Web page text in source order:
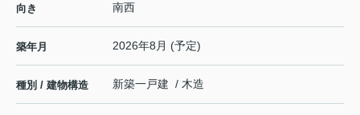
向き 南西
築年月 2026年8月 (予定)
種別 / 建物構造 新築一戸建 / 木造